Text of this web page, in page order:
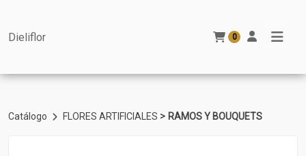
Dieliflor 0
Catálogo FLORES ARTIFICIALES > RAMOS Y BOUQUETS